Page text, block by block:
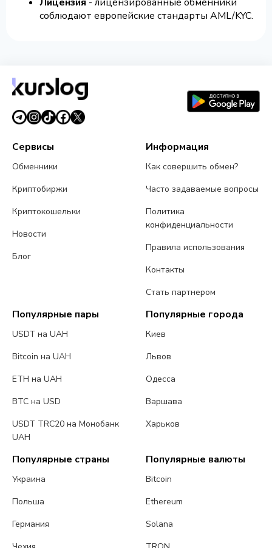
соблюдают европейские стандарты AML/KYC.
Сервисы
Обменники
Криптобиржи
Криптокошельки
Новости
Блог
Информация
Как совершить обмен?
Часто задаваемые вопросы
Политика
конфиденциальности
Правила использования
Контакты
Стать партнером
Популярные пары
USDT на UAH
Bitcoin на UAH
ETH на UAH
BTC на USD
USDT TRC20 на Монобанк
UAH
Популярные города
Киев
Львов
Одесса
Варшава
Харьков
Популярные страны
Украина
Польша
Германия
Популярные валюты
Bitcoin
Ethereum
Solana